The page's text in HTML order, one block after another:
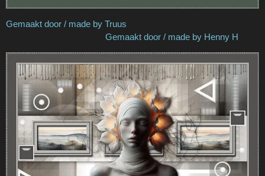
Gemaakt door / made by Truus
Gemaakt door / made by Henny H